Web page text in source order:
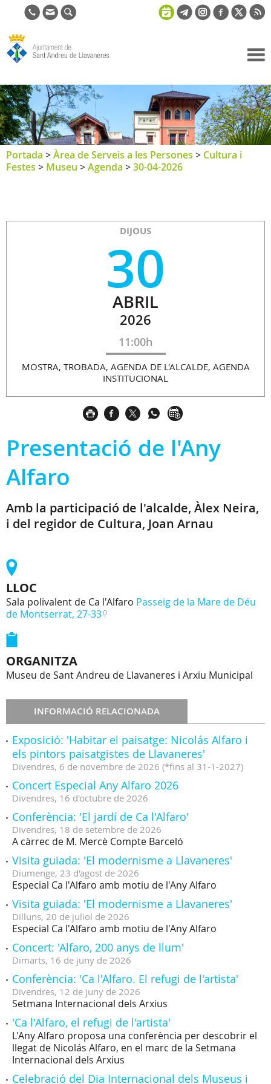
de Sant
Andreu de
Llavaneres
Portada >Àrea de Serveis a les Persones > Cultura i
Festes > Museu >Agenda >30-04-2026
DIJOUS
30
ABRIL
2026
11:00h
MOSTRA, TROBADA, AGENDA DE L'ALCALDE, AGENDA
INSTITUCIONAL
Presentació de l'Any
Alfaro
Amb la participació de l'alcalde, Àlex Neira,
i del regidor de Cultura, Joan Arnau
LLOC
Sala polivalent de Ca l'Alfaro Passeig de la Mare de Déu
de Montserrat, 27-33
ORGANITZA
Museu de Sant Andreu de Llavaneres i Arxiu Municipal
INFORMACIÓ RELACIONADA
Exposició: 'Habitar el paisatge: Nicolás Alfaro i
els pintors paisatgistes de Llavaneres'
Divendres, 6 de novembre de 2026 (*fins al 31-1-2027)
Concert Especial Any Alfaro 2026
Divendres, 16 d'octubre de 2026
Conferència: 'El jardí de Ca l'Alfaro'
Divendres, 18 de setembre de 2026
A càrrec de M. Mercè Compte Barceló
Visita guiada: 'El modernisme a Llavaneres'
Diumenge, 23 d'agost de 2026
Especial Ca l'Alfaro amb motiu de l'Any Alfaro
Visita guiada: 'El modernisme a Llavaneres'
Dilluns, 20 de juliol de 2026
Especial Ca l'Alfaro amb motiu de l'Any Alfaro
Concert: 'Alfaro, 200 anys de llum'
Dimarts, 16 de juny de 2026
Conferència: 'Ca l'Alfaro. El refugi de l'artista'
Divendres, 12 de juny de 2026
Setmana Internacional dels Arxius
'Ca l'Alfaro, el refugi de l'artista'
L'Any Alfaro proposa una conferència per descobrir el
llegat de Nicolás Alfaro, en el marc de la Setmana
Internacional dels Arxius
Celebració del Dia Internacional dels Museus i